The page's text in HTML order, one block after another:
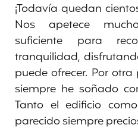
¡Todavía quedan
Nos apetece
suficiente para
tranquilidad,
puede ofrecer. Por
siempre he soñado
Tanto el edificio
parecido siempre